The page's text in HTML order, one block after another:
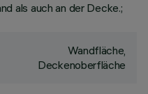
als auch an der Decke.;
Wandfläche,
Deckenoberfläche